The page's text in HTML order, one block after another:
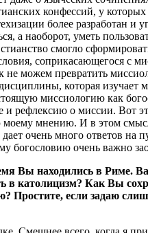
конфессий, у
более разработан и
а наоборот, уметь
смогло
соприкасающегося с
не можем превратить
которая изучает
миссиологию как
и рефлексию о миссии. Вот
моему мнению. И в этом
очень много ответов на
богословию очень важно
Вы находились в Риме.
в католицизм? Как Вы
Простите, если задаю